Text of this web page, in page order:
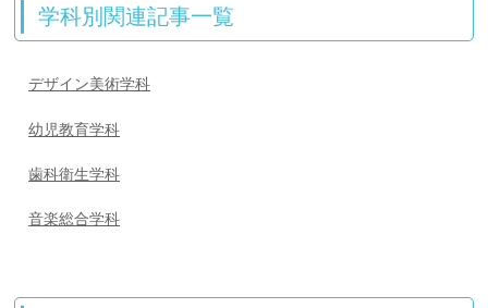
学科別関連記事一覧
デザイン美術学科
幼児教育学科
歯科衛生学科
音楽総合学科